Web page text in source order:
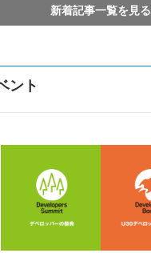
新着記事一覧を見る
ント